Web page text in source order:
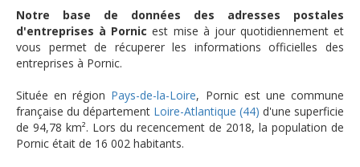
Notre base de données des adresses postales
d'entreprises à Pornic est mise à jour quotidiennement et
vous permet de récuperer les informations officielles des
entreprises à Pornic.
Située en région Pays-de-la-Loire, Pornic est une commune
française du département Loire-Atlantique (44) d'une superficie
de 94,78 km². Lors du recencement de 2018, la population de
Pornic était de 16 002 habitants.